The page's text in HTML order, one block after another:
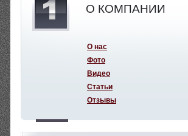
О КОМПАНИИ
О нас
Фото
Видео
Статьи
Отзывы